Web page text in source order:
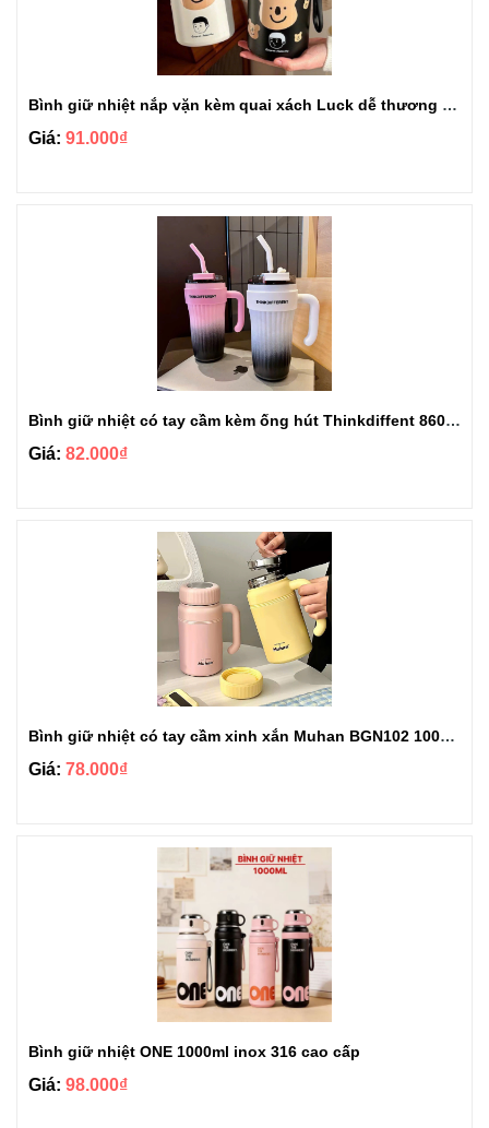
Bình giữ nhiệt nắp vặn kèm quai xách Luck dễ thương 1000ml BGN103
Giá: 91.000₫
Bình giữ nhiệt có tay cầm kèm ống hút Thinkdiffent 860ml BGN801
Giá: 82.000₫
Bình giữ nhiệt có tay cầm xinh xắn Muhan BGN102 1000ml
Giá: 78.000₫
Bình giữ nhiệt ONE 1000ml inox 316 cao cấp
Giá: 98.000₫